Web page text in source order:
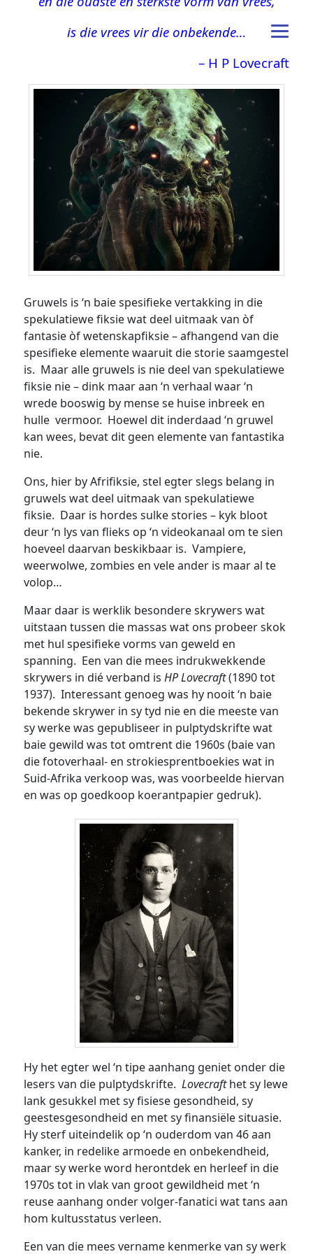
is die vrees vir die onbekende…
– H P Lovecraft
Gruwels is ‘n baie spesifieke vertakking in die
spekulatiewe fiksie wat deel uitmaak van òf
fantasie òf wetenskapfiksie – afhangend van die
spesifieke elemente waaruit die storie saamgestel
is. Maar alle gruwels is nie deel van spekulatiewe
fiksie nie – dink maar aan ‘n verhaal waar ‘n
wrede booswig by mense se huise inbreek en
hulle vermoor. Hoewel dit inderdaad ‘n gruwel
kan wees, bevat dit geen elemente van fantastika
nie.
Ons, hier by Afrifiksie, stel egter slegs belang in
gruwels wat deel uitmaak van spekulatiewe
fiksie. Daar is hordes sulke stories – kyk bloot
deur ‘n lys van flieks op ‘n videokanaal om te sien
hoeveel daarvan beskikbaar is. Vampiere,
weerwolwe, zombies en vele ander is maar al te
volop…
Maar daar is werklik besondere skrywers wat
uitstaan tussen die massas wat ons probeer skok
met hul spesifieke vorms van geweld en
spanning. Een van die mees indrukwekkende
skrywers in dié verband isHP Lovecraft(1890 tot
1937). Interessant genoeg was hy nooit ‘n baie
bekende skrywer in sy tyd nie en die meeste van
sy werke was gepubliseer in pulptydskrifte wat
baie gewild was tot omtrent die 1960s (baie van
die fotoverhaal- en strokiesprentboekies wat in
Suid-Afrika verkoop was, was voorbeelde hiervan
en was op goedkoop koerantpapier gedruk).
Hy het egter wel ‘n tipe aanhang geniet onder die
lesers van die pulptydskrifte.Lovecrafthet sy lewe
lank gesukkel met sy fisiese gesondheid, sy
geestesgesondheid en met sy finansiële situasie.
Hy sterf uiteindelik op ‘n ouderdom van 46 aan
kanker, in redelike armoede en onbekendheid,
maar sy werke word herontdek en herleef in die
1970s tot in vlak van groot gewildheid met ‘n
reuse aanhang onder volger-fanatici wat tans aan
hom kultusstatus verleen.
Een van die mees vername kenmerke van sy werk